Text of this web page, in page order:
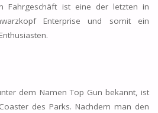
Fahrgeschäft ist eine der letzten in
Enterprise und somit ein
dem Namen Top Gun bekannt, ist
des Parks. Nachdem man den